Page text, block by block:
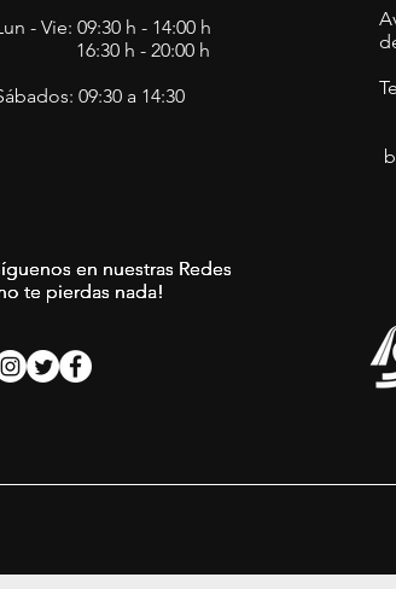
- Vie: 09:30 h - 14:00 h
16:30 h - 20:00 h
09:30 a 14:30
en nuestras Redes
te pierdas nada!
en nuestras Redes
te pierdas nada!
en nuestras Redes
te pierdas nada!